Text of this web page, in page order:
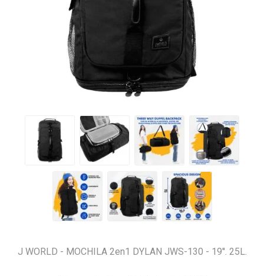
J WORLD - MOCHILA 2en1 DYLAN JWS-130 - 19''. 25L.